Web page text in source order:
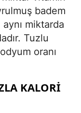
badem
miktarda
Tuzlu
oranı
KALORI